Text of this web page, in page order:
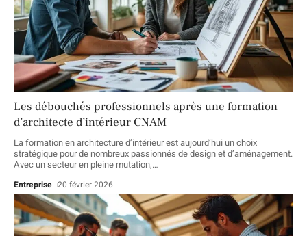
Les débouchés professionnels après une formation
d’architecte d’intérieur CNAM
La formation en architecture d’intérieur est aujourd’hui un choix
stratégique pour de nombreux passionnés de design et d’aménagement.
Avec un secteur en pleine mutation,…
Entreprise 20 février 2026